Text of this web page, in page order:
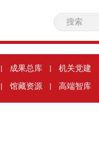
| 成果总库 | 机关党建
| 馆藏资源 | 高端智库